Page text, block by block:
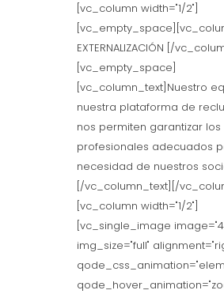
[vc_column width="1/2"]
EXTERNALIZACIÓN [/
[vc_empty_space]
[vc_column_text]Nuestro
nuestra plataforma de
nos permiten garantizar los
profesionales adecuados
necesidad de nuestros
[/vc_column_text][/
[vc_column width="1/2"]
[vc_single_image
img_size="full"